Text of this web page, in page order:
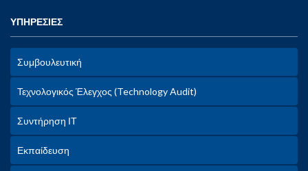
ΥΠΗΡΕΣΙΕΣ
Συμβουλευτική
Τεχνολογικός Έλεγχος (Technology Audit)
Συντήρηση ΙΤ
Εκπαίδευση